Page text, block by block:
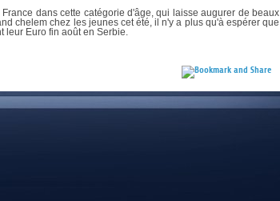
dans cette catégorie d'âge, qui laisse augurer de beaux
chelem chez les jeunes cet été, il n'y a plus qu'à espérer que
leur Euro fin août en Serbie.